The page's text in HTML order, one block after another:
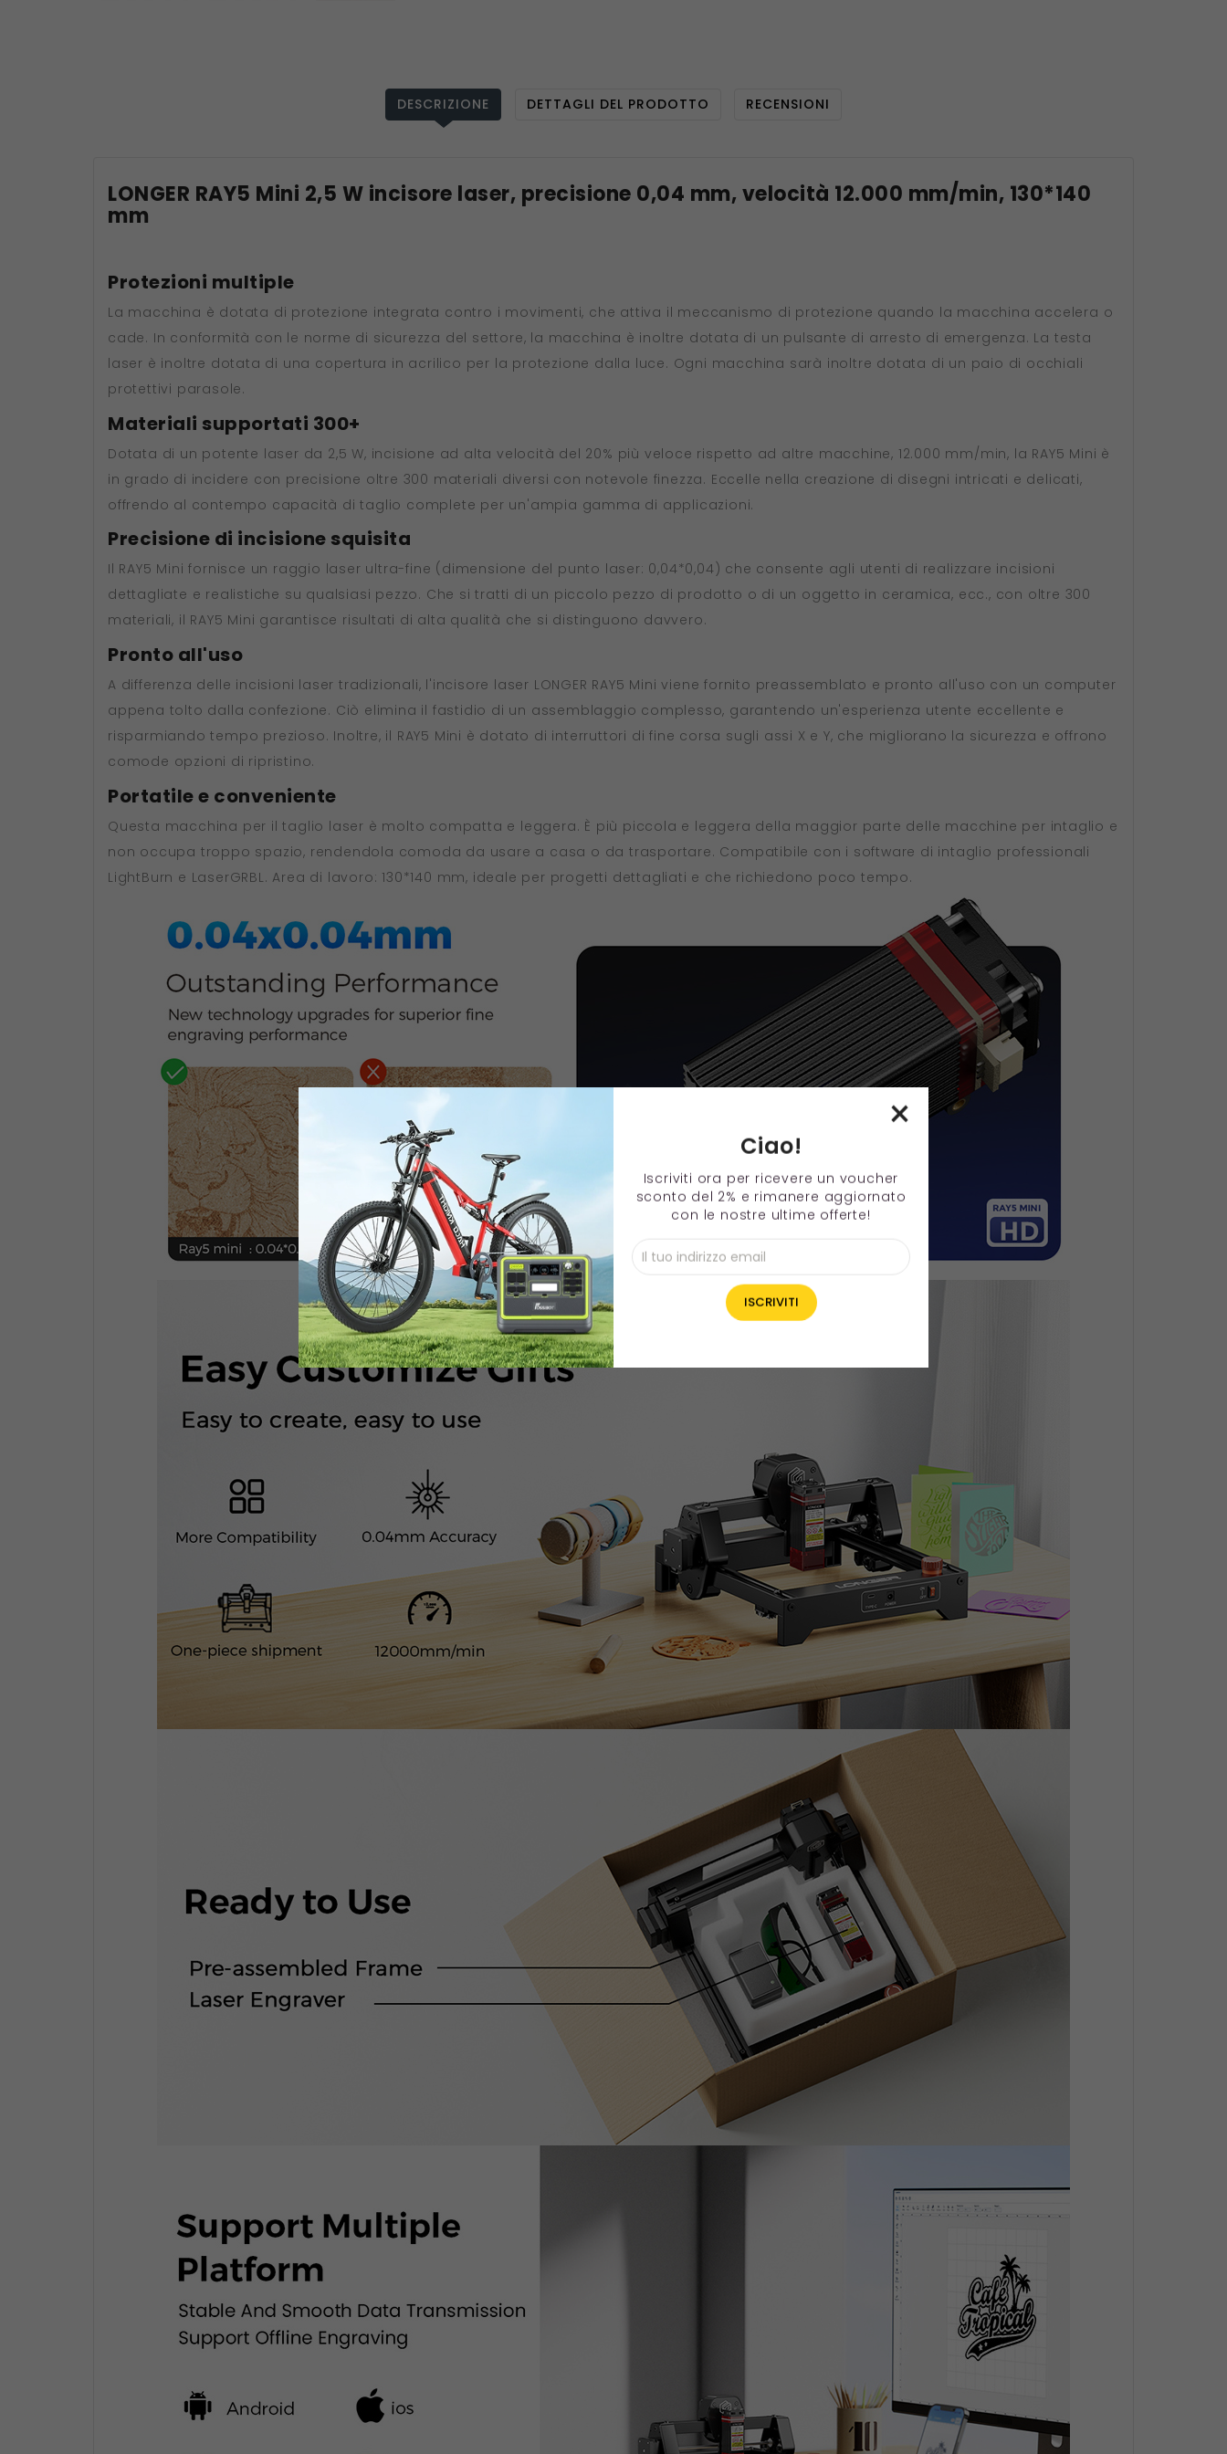
DESCRIZIONE DETTAGLI DEL PRODOTTO RECENSIONI
LONGER RAY5 Mini 2,5 W incisore laser, precisione 0,04 mm, velocità 12.000 mm/min, 130*140
mm
Protezioni multiple
La macchina è dotata di protezione integrata contro i movimenti, che attiva il meccanismo di protezione quando la macchina accelera o
cade. In conformità con le norme di sicurezza del settore, la macchina è inoltre dotata di un pulsante di arresto di emergenza. La testa
laser è inoltre dotata di una copertura in acrilico per la protezione dalla luce. Ogni macchina sarà inoltre dotata di un paio di occhiali
protettivi parasole.
Materiali supportati 300+
Dotata di un potente laser da 2,5 W, incisione ad alta velocità del 20% più veloce rispetto ad altre macchine, 12.000 mm/min, la RAY5 Mini è
in grado di incidere con precisione oltre 300 materiali diversi con notevole finezza. Eccelle nella creazione di disegni intricati e delicati,
offrendo al contempo capacità di taglio complete per un'ampia gamma di applicazioni.
Precisione di incisione squisita
Il RAY5 Mini fornisce un raggio laser ultra-fine (dimensione del punto laser: 0,04*0,04) che consente agli utenti di realizzare incisioni
dettagliate e realistiche su qualsiasi pezzo. Che si tratti di un piccolo pezzo di prodotto o di un oggetto in ceramica, ecc., con oltre 300
materiali, il RAY5 Mini garantisce risultati di alta qualità che si distinguono davvero.
Pronto all'uso
A differenza delle incisioni laser tradizionali, l'incisore laser LONGER RAY5 Mini viene fornito preassemblato e pronto all'uso con un computer
appena tolto dalla confezione. Ciò elimina il fastidio di un assemblaggio complesso, garantendo un'esperienza utente eccellente e
risparmiando tempo prezioso. Inoltre, il RAY5 Mini è dotato di interruttori di fine corsa sugli assi X e Y, che migliorano la sicurezza e offrono
comode opzioni di ripristino.
Portatile e conveniente
Questa macchina per il taglio laser è molto compatta e leggera. È più piccola e leggera della maggior parte delle macchine per intaglio e
non occupa troppo spazio, rendendola comoda da usare a casa o da trasportare. Compatibile con i software di intaglio professionali
LightBurn e LaserGRBL. Area di lavoro: 130*140 mm, ideale per progetti dettagliati e che richiedono poco tempo.
×
Ciao!
Iscriviti ora per ricevere un voucher
sconto del 2% e rimanere aggiornato
con le nostre ultime offerte!